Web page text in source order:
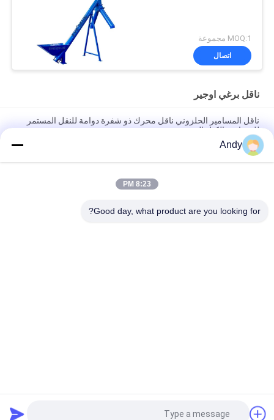
MOQ:1 مجموعة
اتصال
ناقل برغي اوجير
ناقل المسامير الحلزوني ناقل محرك ذو شفرة دوامة للنقل المستمر
للحبيبات والكتل الصغيرة
ناقل المسامير الحلزوني ناقل محرك ذو شفرة دوامة للنقل المستمر
للحبيبات والكتل الصغيرة
آلات نقل مستمرة باستخدام شفرات دوامة لنقل المواد المستقرة
Andy
8:23 PM
Good day, what product are you looking for?